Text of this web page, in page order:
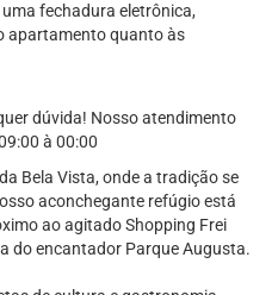
fechadura eletrônica,
apartamento quanto às
dúvida! Nosso atendimento
à 00:00
Bela Vista, onde a tradição se
aconchegante refúgio está
ao agitado Shopping Frei
do encantador Parque Augusta.